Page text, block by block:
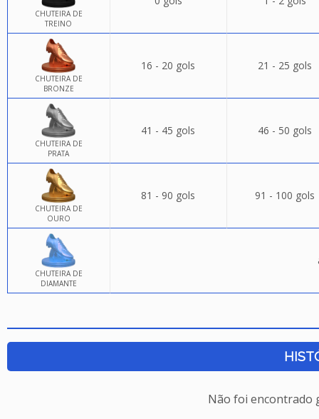
CHUTEIRA DE
TREINO
CHUTEIRA DE
BRONZE
16 - 20 gols 21 - 25 gols
CHUTEIRA DE
PRATA
41 - 45 gols 46 - 50 gols
CHUTEIRA DE
OURO
81 - 90 gols 91 - 100 gols
CHUTEIRA DE
DIAMANTE
Não foi encontrado